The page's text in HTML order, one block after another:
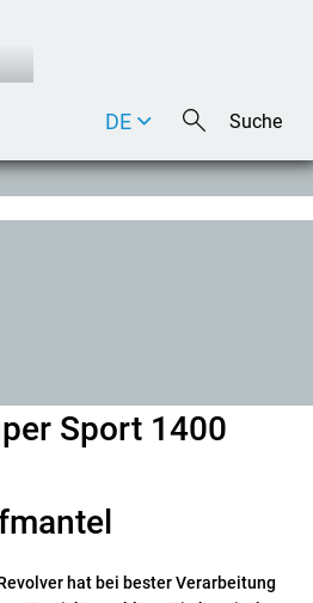
DE
EN
Sport 1400
hat bei bester Verarbeitung